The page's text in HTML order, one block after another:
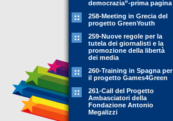
democrazia”-prima pagina
258-Meeting in Grecia del
progetto GreenYouth
259-Nuove regole per la
tutela dei giornalisti e la
promozione della libertà
dei media
260-Training in Spagna per
il progetto Games4Green
261-Call del Progetto
Ambasciatori della
Fondazione Antonio
Megalizzi